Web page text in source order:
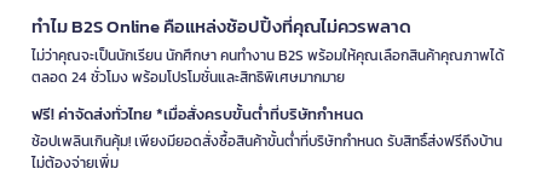
ทำไม B2S Online คือแหล่งช้อปปิ้งที่คุณไม่ควรพลาด
ไม่ว่าคุณจะเป็นนักเรียน นักศึกษา คนทำงาน B2S พร้อมให้คุณเลือกสินค้าคุณภาพได้
ตลอด 24 ชั่วโมง พร้อมโปรโมชั่นและสิทธิพิเศษมากมาย
ฟรี! ค่าจัดส่งทั่วไทย *เมื่อสั่งครบขั้นต่ำที่บริษัทกำหนด
ช้อปเพลินเกินคุ้ม! เพียงมียอดสั่งซื้อสินค้าขั้นต่ำที่บริษัทกำหนด รับสิทธิ์ส่งฟรีถึงบ้าน
ไม่ต้องจ่ายเพิ่ม